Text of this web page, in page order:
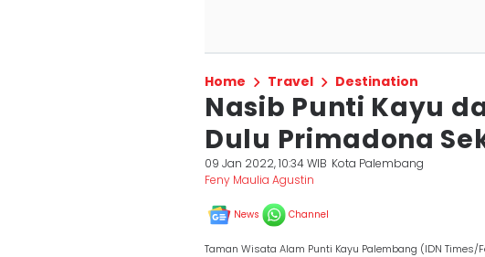
Home Travel Destination
Nasib Punti Kayu
Dulu Primadona
09 Jan 2022, 10:34 WIB Kota Palembang
Feny Maulia Agustin
News Channel
Taman Wisata Alam Punti Kayu Palembang (IDN Times/